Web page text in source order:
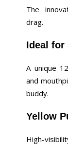
The
drag.
Ideal for
A unique
and
buddy.
Yellow
High-